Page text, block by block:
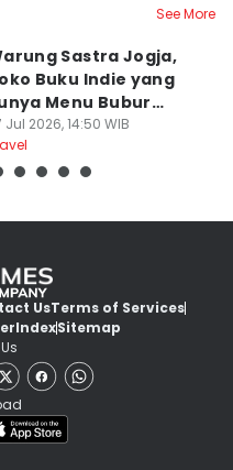
See More
Sastra Jogja,
Buku Indie yang
Menu Bubur
Jul 2026, 14:50 WIB
UsTerms of Services
IndexSitemap